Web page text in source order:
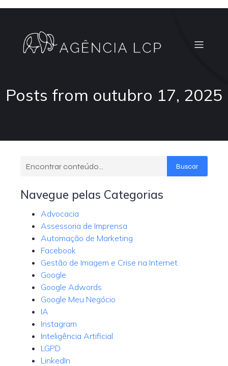
Posts from outubro 17, 2025
Buscar
Navegue pelas Categorias
Advocacia
Assessoria de Imprensa
Automação de Marketing
Facebook
Gestão de Imagem e Crise na Internet
Google
Google Adwords
Google Meu Negócio
IA
Instagram
Inteligência Artificial
LGPD
LinkedIn